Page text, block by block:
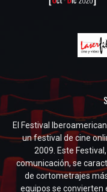
El Festival
un festival de cine
2009. Este
comunicación, se
de cortometrajes
equipos se convierten